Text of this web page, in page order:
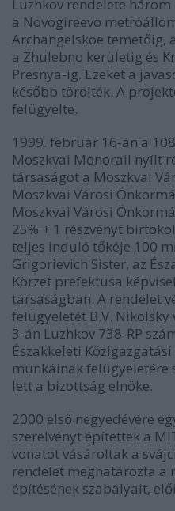
Luzhkov rendelete
a Novogireevo
Archangelskoe temetőig,
a Zhulebno kerületig és
Presnya-ig. Ezeket a
később törölték. A
felügyelte.
1999. február 16-án a
Moszkvai Monorail nyílt
társaságot a Moszkvai
Moszkvai Városi
Moszkvai Városi
25% + 1 részvényt
teljes induló tőkéje 100
Grigorievich Sister, az
Körzet prefektusa
társaságban. A rendelet
felügyeletét B.V. Nikolsky
3-án Luzhkov 738-RP
Északkeleti
munkáinak felügyeletére
lett a bizottság elnöke.
2000 első negyedévére
szerelvényt építettek a
vonatot vásároltak a
rendelet meghatározta a
építésének szabályait,